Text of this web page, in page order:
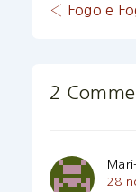
Previous
‹ Fogo e
2
28